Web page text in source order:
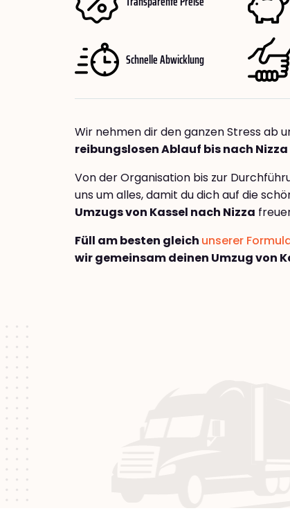
Schnelle Abwicklung
Wir nehmen dir den ganzen Stress ab
reibungslosen Ablauf bis nach Nizza
Von der Organisation bis zur
uns um alles, damit du dich auf die
Umzugs von Kassel nach Nizza
Füll am besten gleich unserer
wir gemeinsam deinen Umzug von